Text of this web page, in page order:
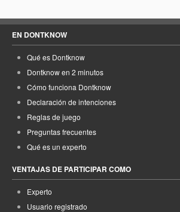
EN DONTKNOW
Qué es Dontknow
Dontknow en 2 minutos
Cómo funciona Dontknow
Declaración de intenciones
Reglas de juego
Preguntas frecuentes
Qué es un experto
VENTAJAS DE PARTICIPAR COMO
Experto
Usuario registrado